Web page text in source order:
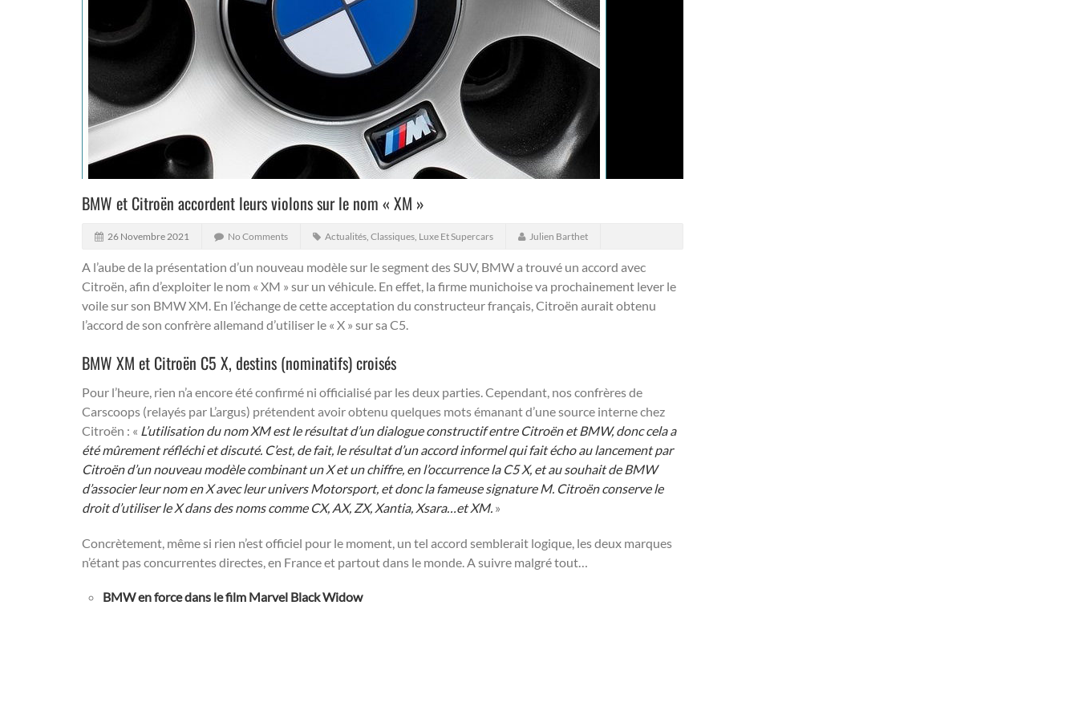
BMW et Citroën accordent leurs violons sur le nom « XM »
26 Novembre 2021 No Comments Actualités, Classiques, Luxe Et Supercars Julien Barthet
A l’aube de la présentation d’un nouveau modèle sur le segment des SUV, BMW a trouvé un accord avec
Citroën, afin d’exploiter le nom « XM » sur un véhicule. En effet, la firme munichoise va prochainement lever le
voile sur son BMW XM. En l’échange de cette acceptation du constructeur français, Citroën aurait obtenu
l’accord de son confrère allemand d’utiliser le « X » sur sa C5.
BMW XM et Citroën C5 X, destins (nominatifs) croisés
Pour l’heure, rien n’a encore été confirmé ni officialisé par les deux parties. Cependant, nos confrères de
Carscoops (relayés par L’argus) prétendent avoir obtenu quelques mots émanant d’une source interne chez
Citroën : « L’utilisation du nom XM est le résultat d’un dialogue constructif entre Citroën et BMW, donc cela a
été mûrement réfléchi et discuté. C’est, de fait, le résultat d’un accord informelqui fait écho au lancement par
Citroën d’un nouveau modèle combinant un X et un chiffre, en l’occurrence la C5 X, et au souhait de BMW
d’associer leur nom en X avec leur univers Motorsport, et donc la fameuse signature M. Citroën conserve le
droit d’utiliser le X dans des noms comme CX, AX, ZX, Xantia, Xsara…et XM. »
Concrètement, même si rien n’est officiel pour le moment, un tel accord semblerait logique, les deux marques
n’étant pas concurrentes directes, en France et partout dans le monde. A suivre malgré tout…
BMW en force dans le film Marvel Black Widow